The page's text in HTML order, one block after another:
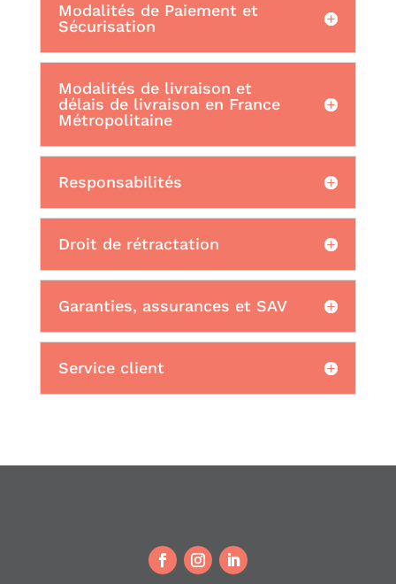
Modalités de Paiement et
Sécurisation
Modalités de livraison et
délais de livraison en France
Métropolitaine
Responsabilités
Droit de rétractation
Garanties, assurances et SAV
Service client